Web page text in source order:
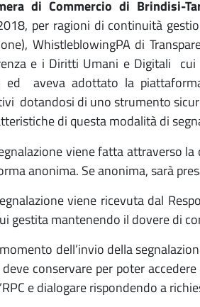
di Commercio di Brindisi-
per ragioni di continuità
WhistleblowingPA di
e i Diritti Umani e Digitali cui
ed aveva adottato la
dotandosi di uno strumento
di questa modalità di
viene fatta attraverso
anonima. Se anonima, sarà
viene ricevuta dal
gestita mantenendo il dovere di
dell’invio della
deve conservare per poter
e dialogare rispondendo a